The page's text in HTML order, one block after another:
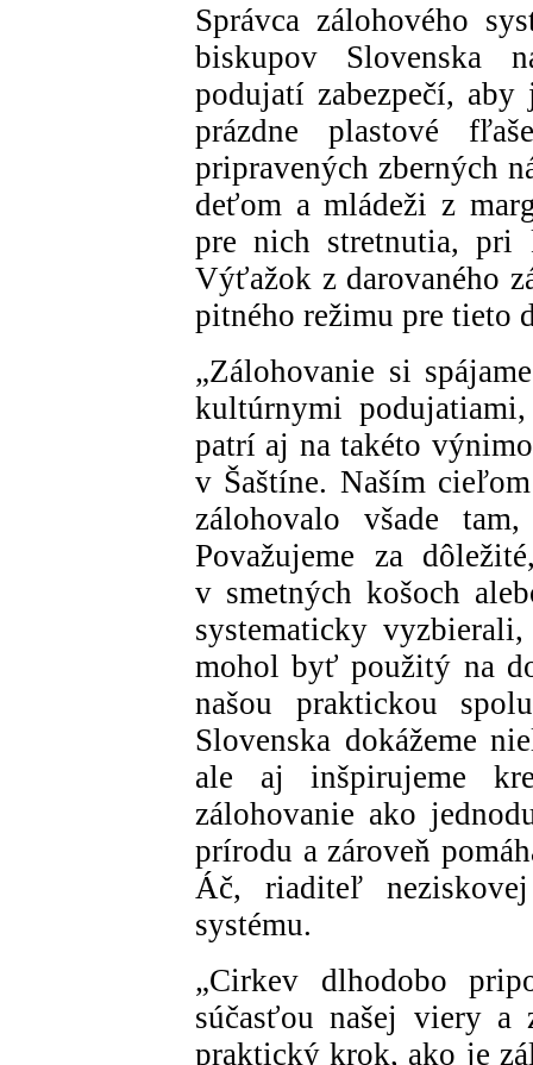
Správca zálohového
biskupov Slovenska
podujatí zabezpečí,
prázdne plastové
pripravených zberných
deťom a mládeži z
pre nich stretnutia, pri
Výťažok z darovaného
pitného režimu pre tieto
„Zálohovanie si
kultúrnymi
patrí aj na takéto
v Šaštíne. Naším
zálohovalo všade
Považujeme za
v smetných košoch
systematicky
mohol byť použitý na
našou praktickou
Slovenska dokážeme
ale aj inšpirujeme
zálohovanie ako
prírodu a zároveň
Áč, riaditeľ neziskovej
systému.
„Cirkev dlhodobo
súčasťou našej viery
praktický krok, ako je